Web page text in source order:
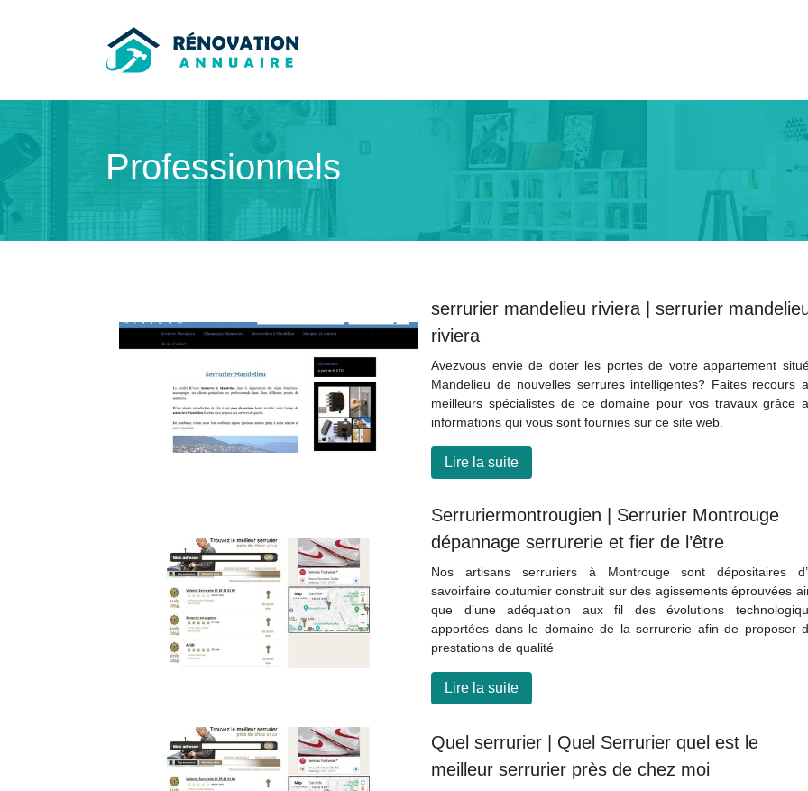
Professionnels
serrurier mandelieu riviera | serrurier
riviera
Avezvous envie de doter les portes de votre appartement
Mandelieu de nouvelles serrures intelligentes? Faites recours
meilleurs spécialistes de ce domaine pour vos travaux grâce
informations qui vous sont fournies sur ce site web.
Lire la suite
Ser­rurier­montrou­gien | Serrurier Montrouge
dépannage serrurerie et fier de l’être
Nos artisans serruriers à Montrouge sont dépositaires
savoirfaire coutumier construit sur des agissements éprouvées
que d’une adéquation aux fil des évolutions
apportées dans le domaine de la serrurerie afin de proposer
prestations de qualité
Lire la suite
Quel serrurier | Quel Serrurier quel est le
meilleur serrurier près de chez moi